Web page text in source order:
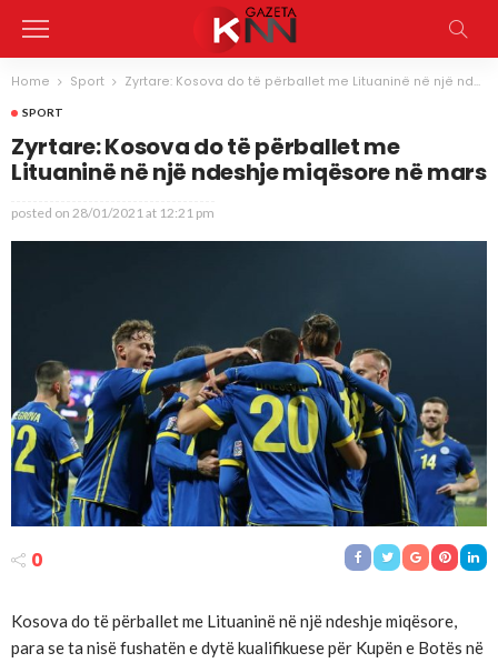
Home Sport Zyrtare: Kosova do të përballet me Lituaninë në një ndeshje miqësore në mars
SPORT
Zyrtare: Kosova do të përballet me
Lituaninë në një ndeshje miqësore në mars
posted on 28/01/2021 at 12:21 pm
0
Kosova do të përballet me Lituaninë në një ndeshje miqësore,
para se ta nisë fushatën e dytë kualifikuese për Kupën e Botës në